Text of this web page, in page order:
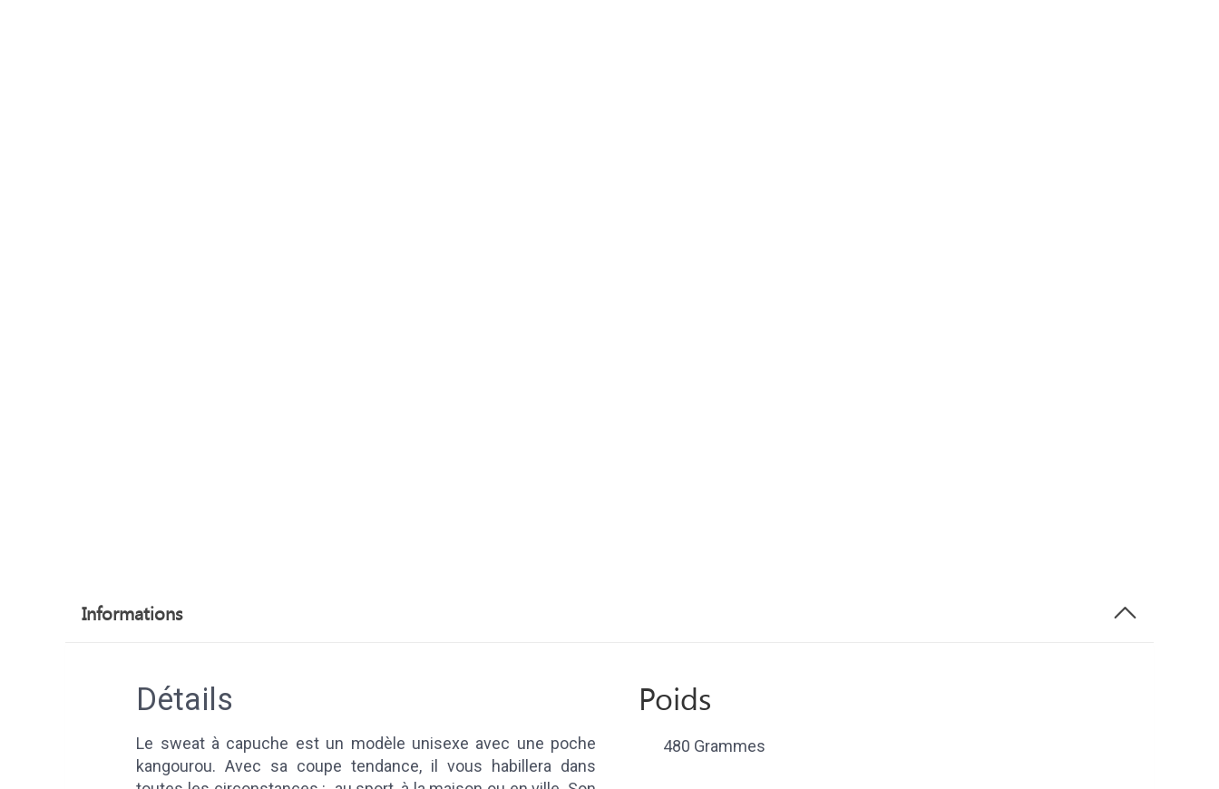
Informations
Détails
Le sweat à capuche est un modèle unisexe avec une poche
kangourou. Avec sa coupe tendance, il vous habillera dans
Poids
480 Grammes